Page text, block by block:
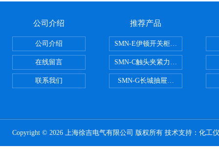
公司介绍
公司介绍
在线留言
联系我们
推荐产品
SMN-E伊顿开关柜触头夹紧力检
SMN-C触头夹紧力检测仪
SMN-G长城抽屉开关柜触头夹紧
Copyright © 2026 上海徐吉电气有限公司 版权所有 技术支持： 化工